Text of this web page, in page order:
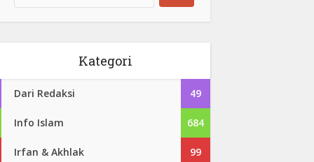
Kategori
Dari Redaksi 49
Info Islam 684
Irfan & Akhlak 99